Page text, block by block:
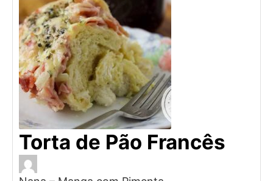
Torta de Pão Francês